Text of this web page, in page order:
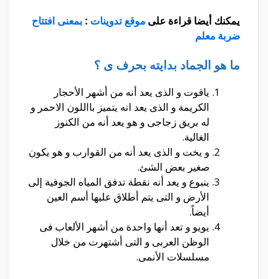
يمكنك أيضا قراءة على موقع تدوينات : بمعنى افتتاح
ضربة معلم
ما هو الجماد بدايته بحرف ى ؟
ياقوت و الذى يعد أنه من أشهر الأحجار
الكريمة و الذى يعد انه يتميز بااللون الاحمر و
له بريق زجاجى و هو يعد أنه من الكنوز
الغالية.
و يخت و الذى يعد أنه من القوارب و هو يكون
صغير بعض الشئ.
ينبوع و يعد أنه نقطة تدفق المياه الجوفية إلى
الأرض و التى يتم أطلاق عليها أسم العين
أيضاً.
يويو و تعد أنها واحدة من أشهر الألعاب فى
الوظن العربى و التى أشتهرت من خلال
مسلسلات الأنمى.